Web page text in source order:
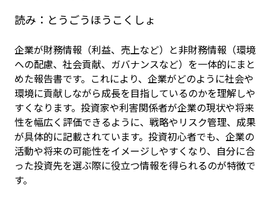
読み： とうごうほうこくしょ
企業が財務情報（利益、売上など）と非財務情報（環境
への配慮、社会貢献、ガバナンスなど）を一体的にまと
めた報告書です。これにより、企業がどのように社会や
環境に貢献しながら成長を目指しているのかを理解しや
すくなります。投資家や利害関係者が企業の現状や将来
性を幅広く評価できるように、戦略やリスク管理、成果
が具体的に記載されています。投資初心者でも、企業の
活動や将来の可能性をイメージしやすくなり、自分に合
った投資先を選ぶ際に役立つ情報を得られるのが特徴で
す。